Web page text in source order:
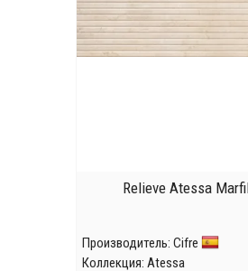
Relieve Atessa
Производитель: Cifre
Коллекция: Atessa